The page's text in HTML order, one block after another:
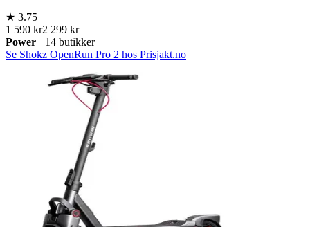
★ 3.75
1 590 kr2 299 kr
Power +14 butikker
Se Shokz OpenRun Pro 2 hos Prisjakt.no